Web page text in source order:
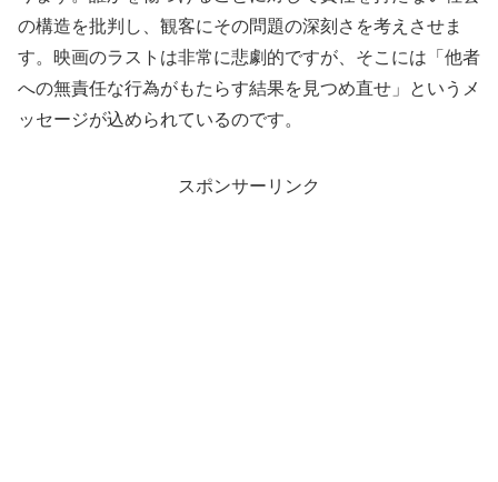
の構造を批判し、観客にその問題の深刻さを考えさせま
す。映画のラストは非常に悲劇的ですが、そこには「他者
への無責任な行為がもたらす結果を見つめ直せ」というメ
ッセージが込められているのです。
スポンサーリンク